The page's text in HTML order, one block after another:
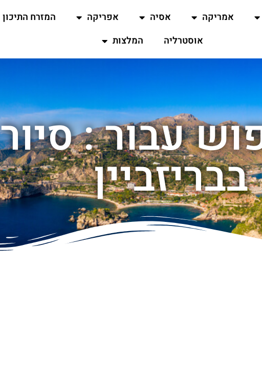
אמריקה אסיה אפריקה המזרח התיכון
אוסטרליה
המלצות
עבור :
בבריזביין